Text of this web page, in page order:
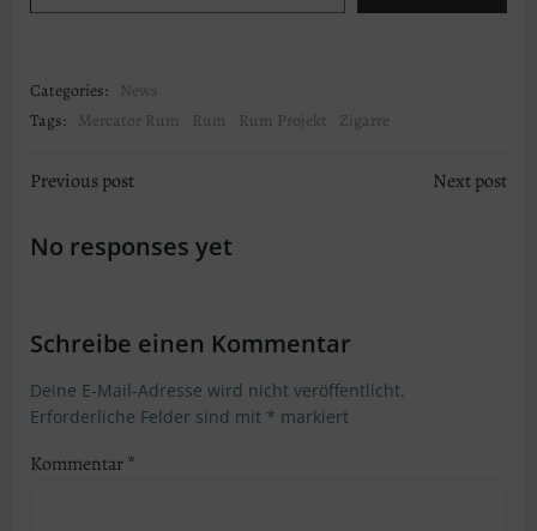
Categories: News
Tags: Mercator Rum Rum Rum Projekt Zigarre
Post
navigation
Previous post Next post
No responses yet
Schreibe einen Kommentar
Deine E-Mail-Adresse wird nicht veröffentlicht.
Erforderliche Felder sind mit * markiert
Kommentar*